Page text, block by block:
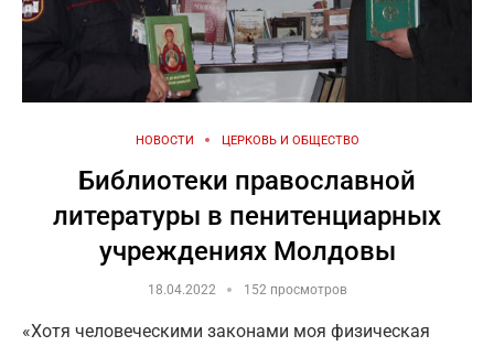
НОВОСТИ ЦЕРКОВЬ И ОБЩЕСТВО
Библиотеки православной
литературы в пенитенциарных
учреждениях Молдовы
18.04.2022 152 просмотров
«Хотя человеческими законами моя физическая